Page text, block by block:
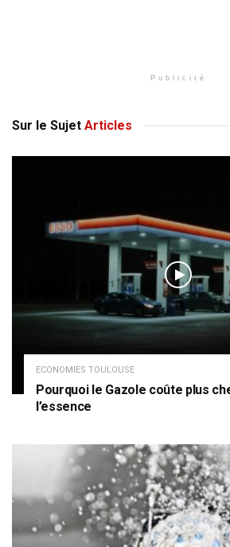
Publicité
Sur le Sujet Articles
ECONOMIES TOULOUSE
Pourquoi le Gazole coûte plus
l’essence